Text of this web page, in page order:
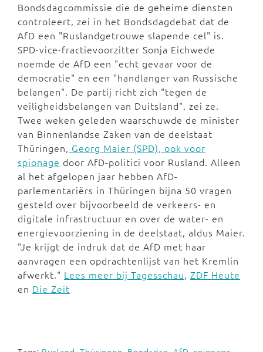
Bondsdagcommissie die de geheime diensten
controleert, zei in het Bondsdagdebat dat de
AfD een "Ruslandgetrouwe slapende cel" is.
SPD-vice-fractievoorzitter Sonja Eichwede
noemde de AfD een "echt gevaar voor de
democratie" en een "handlanger van Russische
belangen". De partij richt zich "tegen de
veiligheidsbelangen van Duitsland", zei ze.
Twee weken geleden waarschuwde de minister
van Binnenlandse Zaken van de deelstaat
Thüringen, Georg Maier (SPD), ook voor
spionage door AfD-politici voor Rusland. Alleen
al het afgelopen jaar hebben AfD-
parlementariërs in Thüringen bijna 50 vragen
gesteld over bijvoorbeeld de verkeers- en
digitale infrastructuur en over de water- en
energievoorziening in de deelstaat, aldus Maier.
"Je krijgt de indruk dat de AfD met haar
aanvragen een opdrachtenlijst van het Kremlin
afwerkt." Lees meer bij Tagesschau, ZDF Heute
en Die Zeit